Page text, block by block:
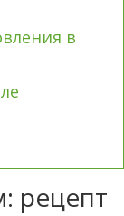
в
рецепт